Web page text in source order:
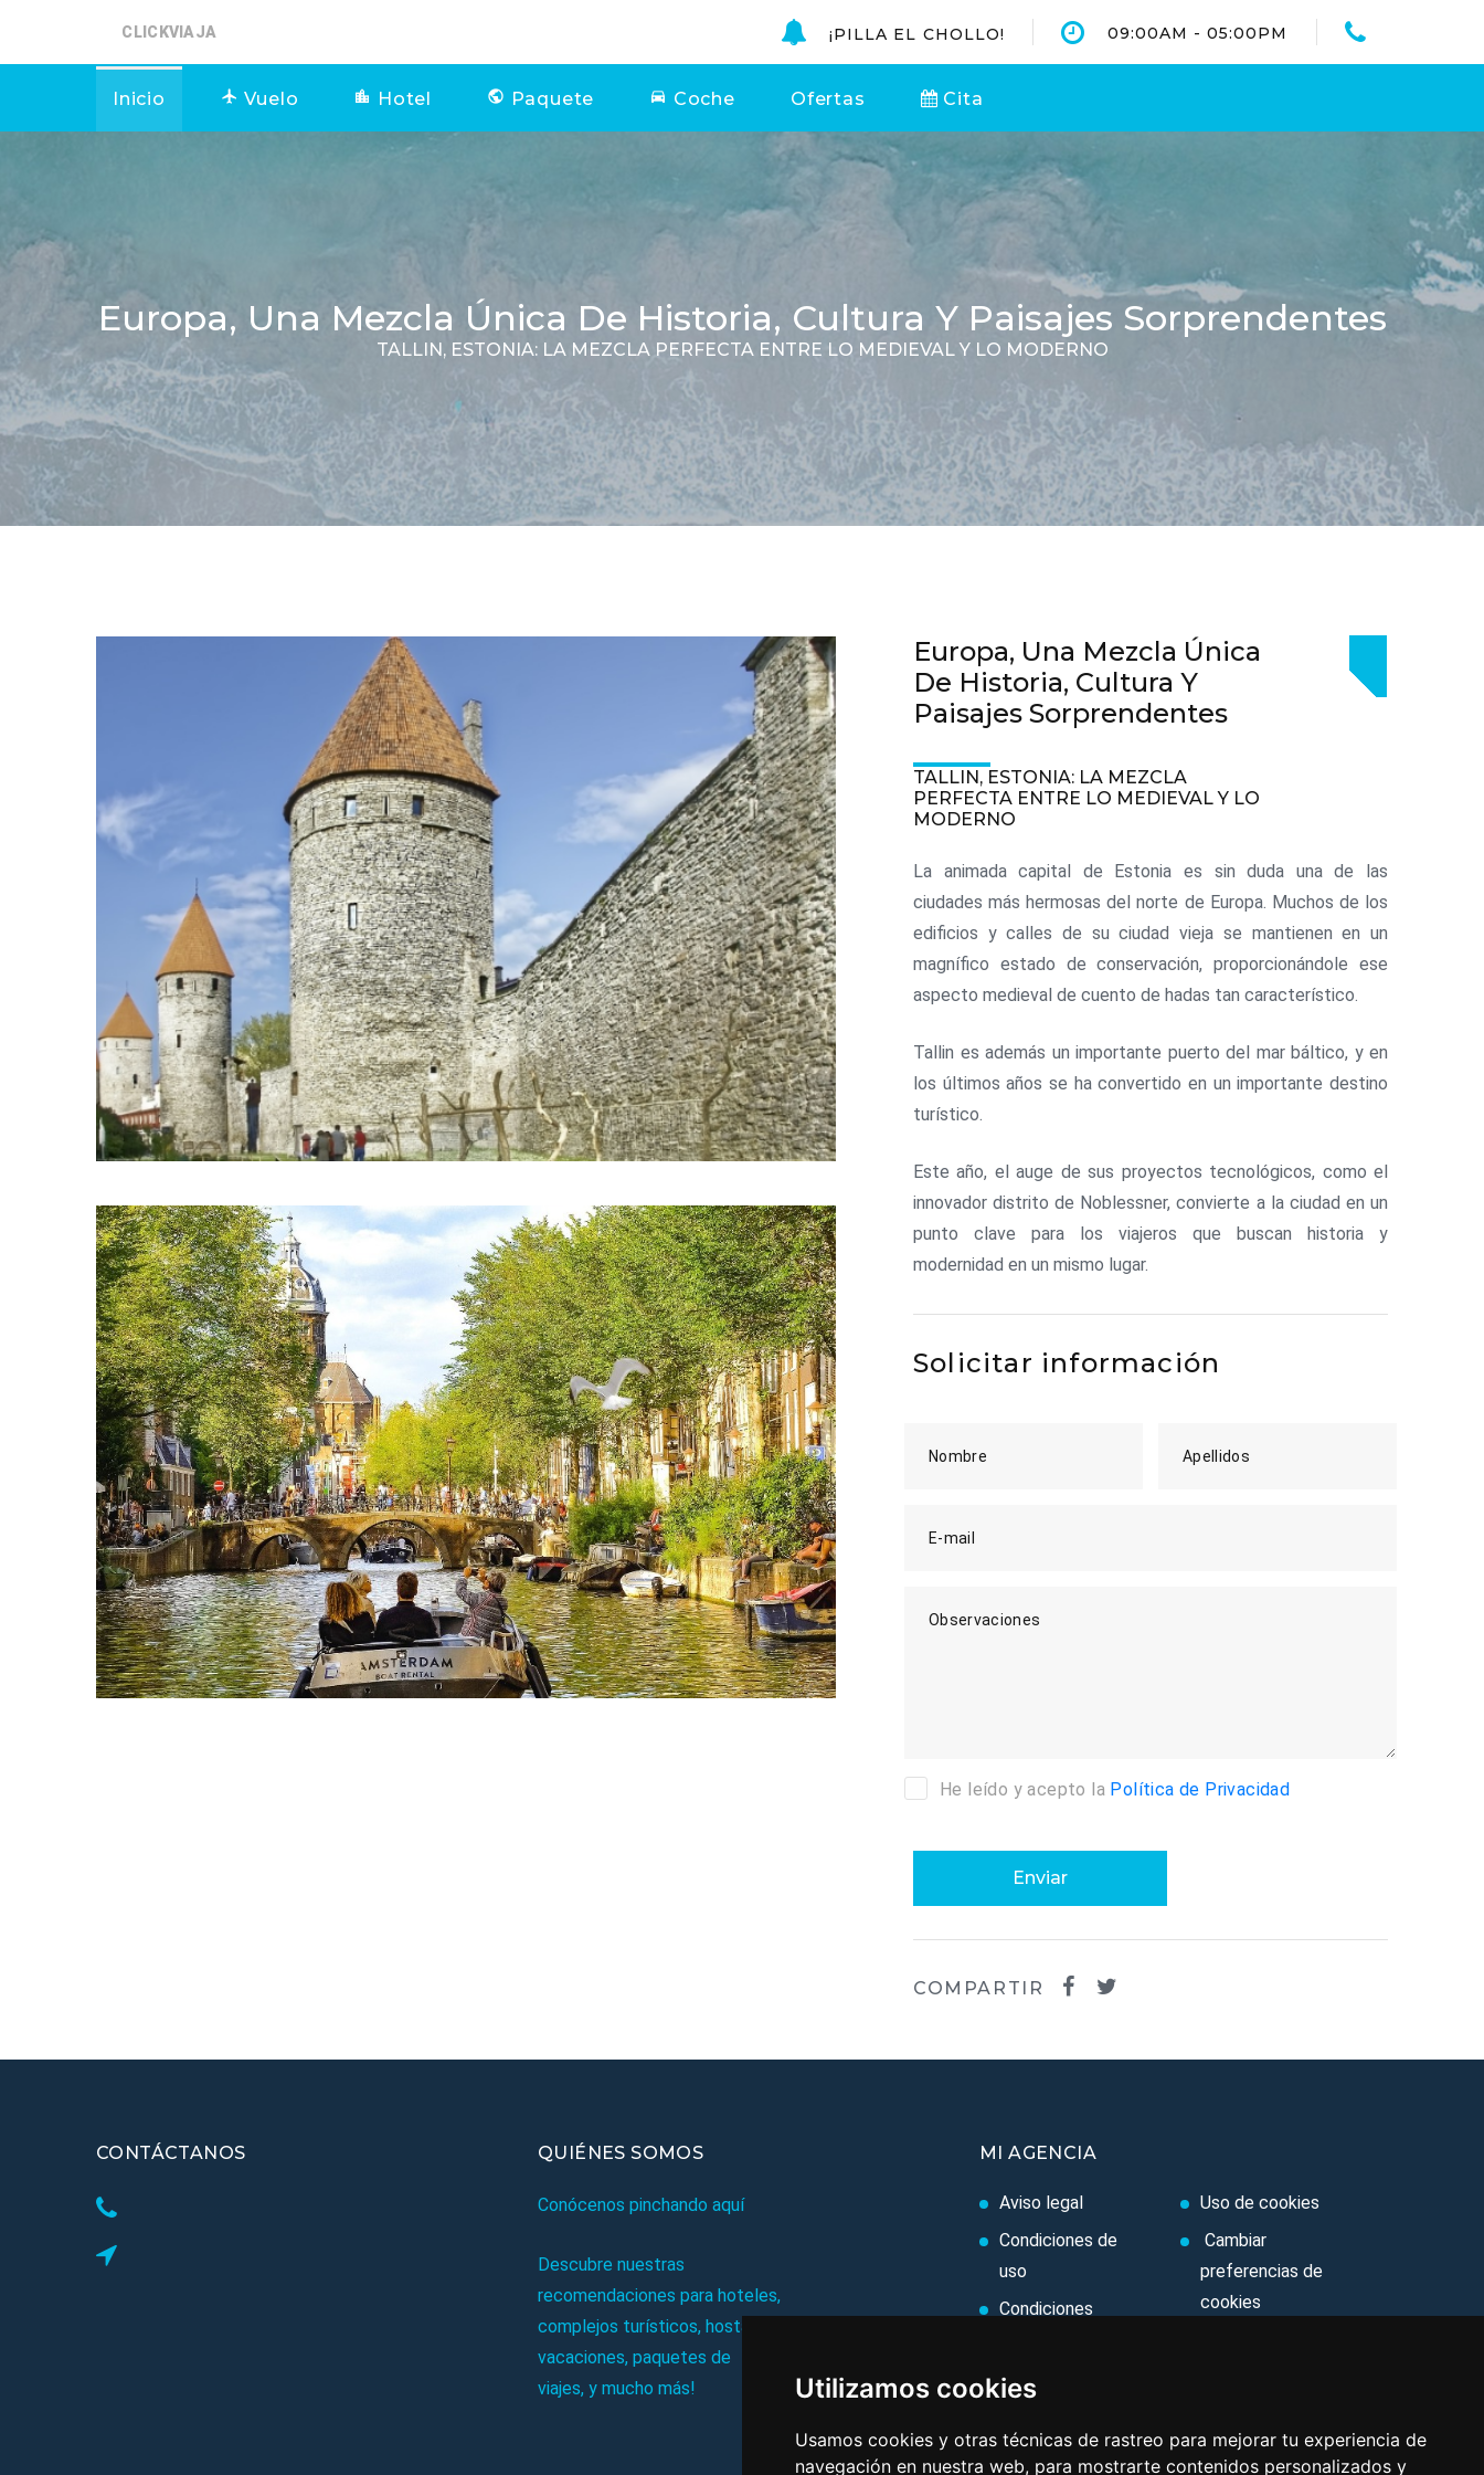
Utilizamos cookies
Usamos cookies y otras técnicas de rastreo para mejorar tu experiencia de
navegación en nuestra web, para mostrarte contenidos personalizados y
CLICKVIAJA ¡PILLA EL CHOLLO! 09:00AM - 05:00PM
Inicio Vuelo Hotel Paquete Coche Ofertas Cita
Europa, Una Mezcla Única De Historia, Cultura Y Paisajes Sorprendentes
TALLIN, ESTONIA: LA MEZCLA PERFECTA ENTRE LO MEDIEVAL Y LO MODERNO
Europa, Una Mezcla Única
De Historia, Cultura Y
Paisajes Sorprendentes
TALLIN, ESTONIA: LA MEZCLA
PERFECTA ENTRE LO MEDIEVAL Y LO
MODERNO
La animada capital de Estonia es sin duda una de las
ciudades más hermosas del norte de Europa. Muchos de los
edificios y calles de su ciudad vieja se mantienen en un
magnífico estado de conservación, proporcionándole ese
aspecto medieval de cuento de hadas tan característico.
Tallin es además un importante puerto del mar báltico, y en
los últimos años se ha convertido en un importante destino
turístico.
Este año, el auge de sus proyectos tecnológicos, como el
innovador distrito de Noblessner, convierte a la ciudad en un
punto clave para los viajeros que buscan historia y
modernidad en un mismo lugar.
Solicitar información
Nombre Apellidos
E-mail
Observaciones
He leído y acepto la Política de Privacidad
Enviar
COMPARTIR
CONTÁCTANOS QUIÉNES SOMOS
Conócenos pinchando aquí
Descubre nuestras
recomendaciones para hoteles,
complejos turísticos, hostales,
vacaciones, paquetes de
viajes, y mucho más!
MI AGENCIA
Aviso legal
Condiciones de
uso
Condiciones
Ley de Viajes
Política de
Uso de cookies
Cambiar
preferencias de
cookies